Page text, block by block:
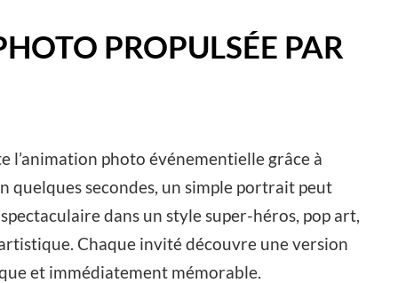
PROPULSÉE PAR
l’animation photo événementielle grâce à
quelques secondes, un simple portrait peut
dans un style super-héros, pop art,
Chaque invité découvre une version
et immédiatement mémorable.